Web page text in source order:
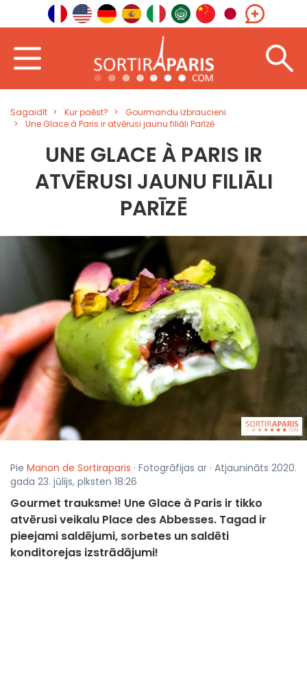
Sagaidīt Kur paēst?
Gourmandu izbraucieni
Une Glace à Paris ir atvērusi jaunu filiāli Parīzē
UNE GLACE À PARIS IR
ATVĒRUSI JAUNU FILIĀLI
PARĪZĒ
Pie Manon de Sortiraparis · Fotogrāfijas ar · Atjaunināts 2020.
gada 23. jūlijs, plksten 18:26
Gourmet trauksme! Une Glace à Paris ir tikko
atvērusi veikalu Place des Abbesses. Tagad ir
pieejami saldējumi, sorbetes un saldēti
konditorejas izstrādājumi!